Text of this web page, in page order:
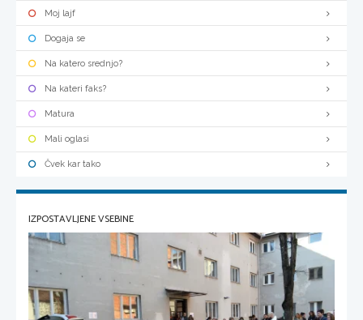
Moj lajf
Dogaja se
Na katero srednjo?
Na kateri faks?
Matura
Mali oglasi
Čvek kar tako
IZPOSTAVLJENE VSEBINE